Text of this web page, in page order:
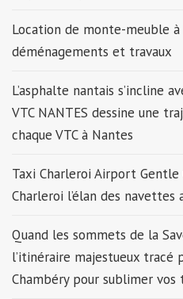
Location de monte-meuble
déménagements et travaux
L’asphalte nantais s’incline
VTC NANTES dessine une
chaque VTC à Nantes
Taxi Charleroi Airport Gentle
Charleroi l’élan des
Quand les sommets de la
l’itinéraire majestueux tracé
Chambéry pour sublimer